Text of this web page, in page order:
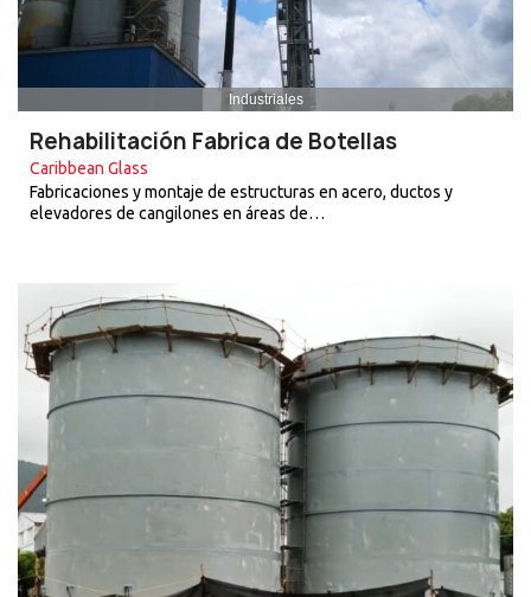
Industriales
Rehabilitación Fabrica de Botellas
Caribbean Glass
Fabricaciones y montaje de estructuras en acero, ductos y
elevadores de cangilones en áreas de…